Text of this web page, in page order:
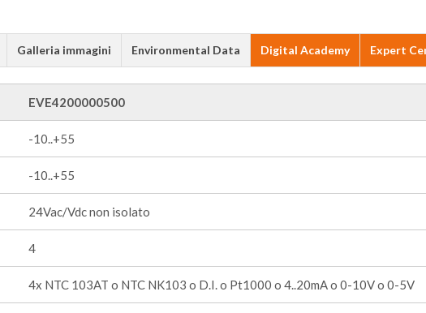
Galleria immagini Environmental Data Digital Academy Expert
EVE4200000500
-10..+55
-10..+55
24Vac/Vdc non isolato
4
4x NTC 103AT o NTC NK103 o D.I. o Pt1000 o 4..20mA o 0-10V o 0-5V